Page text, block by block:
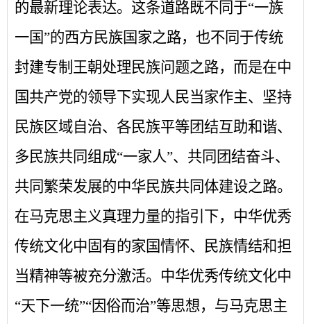
的最新理论表达。这条道路既不同于“一族
一国”的西方民族国家之路，也不同于传统
封建专制王朝处理民族问题之路，而是在中
国共产党的领导下实现人民当家作主、坚持
民族区域自治、各民族平等团结互助和谐、
多民族共同组成“一家人”、共同团结奋斗、
共同繁荣发展的中华民族共同体建设之路。
在马克思主义真理力量的指引下，中华优秀
传统文化中固有的家国情怀、民族情结和担
当精神等被充分激活。中华优秀传统文化中
“天下一统”“因俗而治”等思想，与马克思主